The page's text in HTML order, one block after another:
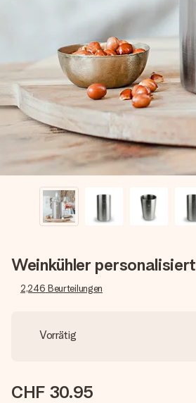
Weinkühler personalisiert
2,246 Beurteilungen
Vorrätig
CHF 30.95